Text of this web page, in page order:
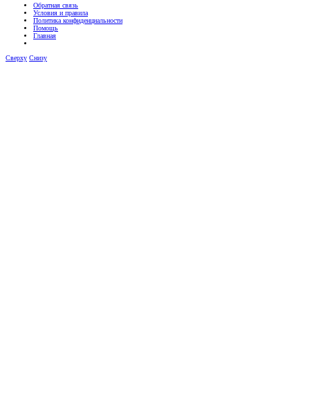
Обратная связь
Условия и правила
Политика конфиденциальности
Помощь
Главная
Сверху Снизу